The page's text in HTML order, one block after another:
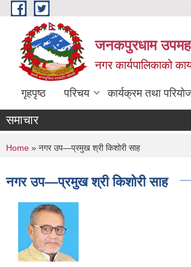
Skip to main content
जनकपुरधाम
नगर कार्यपालिकाको
गृहपृष्ठ परिचय कार्यक्रम तथा
समाचार
You are here
Home » नगर उप—प्रमुख श्री किशोरी साह
नगर उप—प्रमुख श्री किशोरी साह